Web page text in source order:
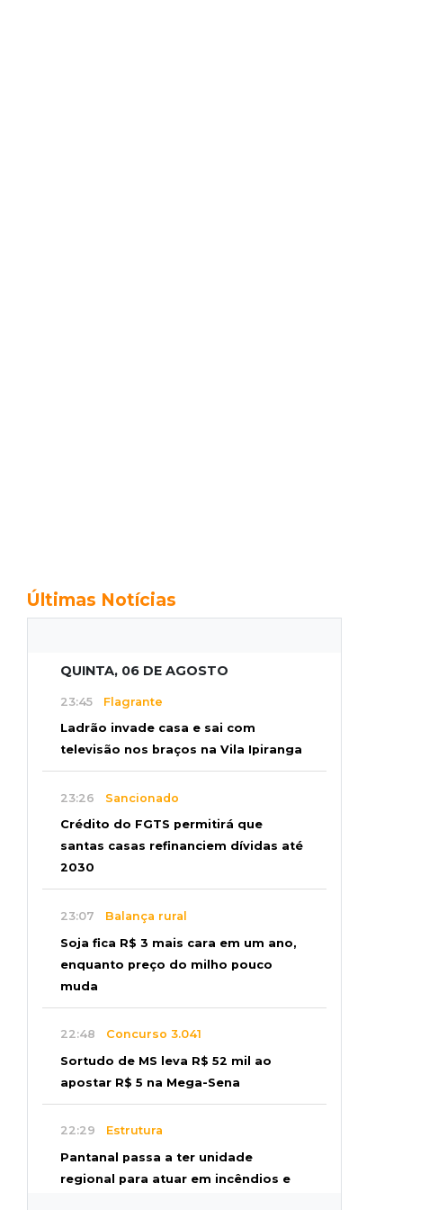
Últimas Notícias
QUINTA, 06 DE AGOSTO
23:45 Flagrante
Ladrão invade casa e sai com
televisão nos braços na Vila Ipiranga
23:26 Sancionado
Crédito do FGTS permitirá que
santas casas refinanciem dívidas até
2030
23:07 Balança rural
Soja fica R$ 3 mais cara em um ano,
enquanto preço do milho pouco
muda
22:48 Concurso 3.041
Sortudo de MS leva R$ 52 mil ao
apostar R$ 5 na Mega-Sena
22:29 Estrutura
Pantanal passa a ter unidade
regional para atuar em incêndios e